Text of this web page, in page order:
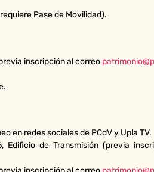
Pase de Movilidad).
inscripción al correo
en redes sociales de PCdV y Upla TV.
Edificio de Transmisión (previa